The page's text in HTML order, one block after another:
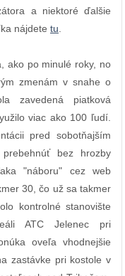
a niektoré ďalšie
nájdete tu
ako po minulé roky, no
zmenám v snahe o
zavedená piatková
viac ako 100 ľudí.
pred sobotňajším
bez hrozby
"náboru" cez web
30, čo už sa takmer
kontrolné stanovište
ATC Jelenec pri
oveľa vhodnejšie
zastávke pri kostole v